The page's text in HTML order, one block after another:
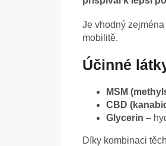
Je vhodný zejména
mobilitě.
Účinné
MSM
CBD
Glycerin –
Díky kombinaci